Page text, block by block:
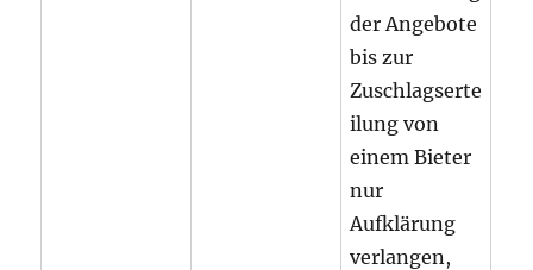
der Angebote
bis zur
Zuschlagserte
ilung von
einem Bieter
nur
Aufklärung
verlangen,